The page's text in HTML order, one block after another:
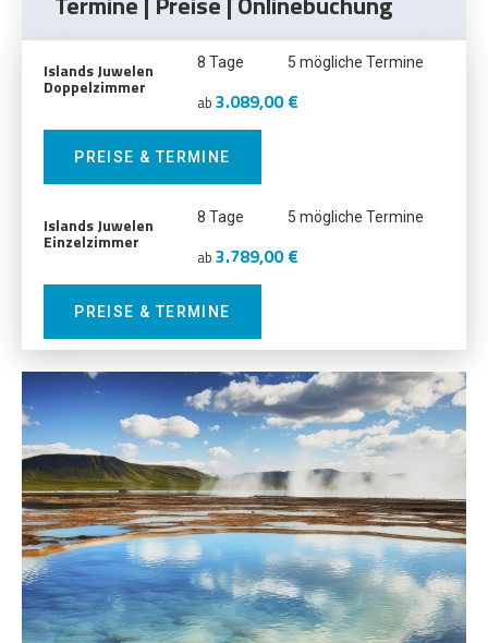
Islands Juwelen
Doppelzimmer
8 Tage 5 mögliche Termine
ab 3.089,00 €
PREISE & TERMINE
Islands Juwelen
Einzelzimmer
8 Tage 5 mögliche Termine
ab 3.789,00 €
PREISE & TERMINE